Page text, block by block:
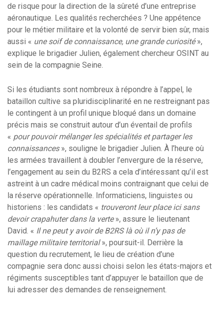
de risque pour la direction de la sûreté d’une entreprise
aéronautique. Les qualités recherchées ? Une appétence
pour le métier militaire et la volonté de servir bien sûr, mais
aussi « une soif de connaissance, une grande curiosité»,
explique le brigadier Julien, également chercheur OSINT au
sein de la compagnie Seine.
Si les étudiants sont nombreux à répondre à l’appel, le
bataillon cultive sa pluridisciplinarité en ne restreignant pas
le contingent à un profil unique bloqué dans un domaine
précis mais se construit autour d’un éventail de profils
« pour pouvoir mélanger les spécialités et partager les
connaissances», souligne le brigadier Julien. À l’heure où
les armées travaillent à doubler l’envergure de la réserve,
l’engagement au sein du B2RS a cela d’intéressant qu’il est
astreint à un cadre médical moins contraignant que celui de
la réserve opérationnelle. Informaticiens, linguistes ou
historiens : les candidats « trouveront leur place ici sans
devoir crapahuter dans la verte», assure le lieutenant
David. « Il ne peut y avoir de B2RS là où il n’y pas de
maillage militaire territorial», poursuit-il. Derrière la
question du recrutement, le lieu de création d’une
compagnie sera donc aussi choisi selon les états-majors et
régiments susceptibles tant d’appuyer le bataillon que de
lui adresser des demandes de renseignement.